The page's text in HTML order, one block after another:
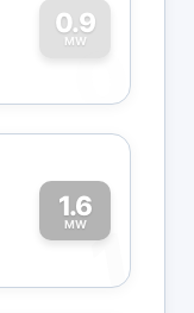
0.9
MW
0
1.6
MW1